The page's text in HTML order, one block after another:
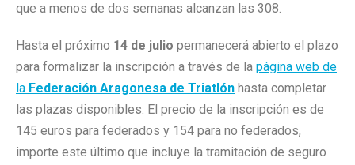
que a menos de dos semanas alcanzan las 308.
Hasta el próximo 14 de julio permanecerá abierto el plazo
para formalizar la inscripción a través de la página web de
la Federación Aragonesa de Triatlón hasta completar
las plazas disponibles. El precio de la inscripción es de
145 euros para federados y 154 para no federados,
importe este último que incluye la tramitación de seguro